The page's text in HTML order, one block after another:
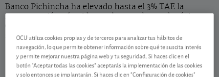
Banco Pichincha ha elevado hasta el 3% TAE la
remuneración ofrecida en algunos de sus depósitos.
Compruebe si se adaptan a lo que usted necesita para
sus ahorros.
Contenido reservado a SOCIOS
OCU utiliza cookies propias y de terceros para analizar tus hábitos de
navegación, lo que permite obtener información sobre qué te suscita interés
y permite mejorar nuestra página web y tu seguridad. Si haces clic en el
botón "Aceptar todas las cookies" aceptarás la implementación de las cookies
y solo entonces se implantarán. Si haces clic en "Configuración de cookies"